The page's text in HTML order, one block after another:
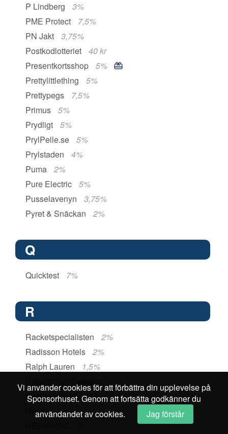
P Lindberg
3%
PME Protect
7,5%
PN Jakt
3,75%
Postkodlotteriet
40 kr
Presentkortsshop
5%
Prettylittlething
5%
Prettypegs
7,5%
Primus
5%
Prydligt
5%
PrylPelle.se
5%
Prylstaden
4%
Puma
2%
Pure Electric
5%
Pusselavenyn
3,75%
Pyret & Snäckan
2%
Q
Quicktest 7%
R
Racketspecialisten
2%
Radisson Hotels
2%
Ralph Lauren
1,5%
Ratsit upp till 30 kr
Readly 60 kr
Vi använder cookies för att förbättra din upplevelse på
Sponsorhuset. Genom att fortsätta godkänner du
användandet av cookies.
Jag förstår